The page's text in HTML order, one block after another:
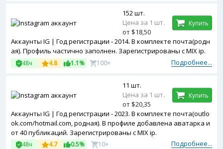
Аккаунты IG | Год регистрации - 2014. В комплекте почта(родн
ая). Профиль частично заполнен. Зарегистрированы с MIX ip.
Подробнее...
48ч 4.8 1.1% 100+
152 шт.
Цена за 1 шт.
от $18,50
Купить
Аккаунты IG | Год регистрации - 2023. В комплекте почта(outlo
ok.com/hotmail.com, родная). В профиле добавлена аватарка и
от 40 публикаций. Зарегистрированы с MIX ip.
Подробнее...
48ч 4.7 0.5% 10+
11 шт.
Цена за 1 шт.
от $20,35
Купить